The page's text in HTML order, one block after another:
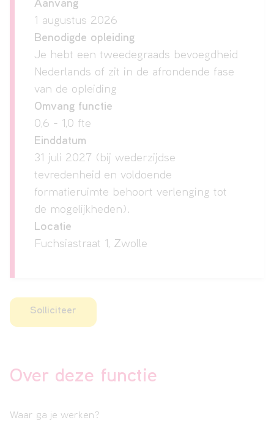
VAVO
Over
Contact
Aanvang
1 augustus 2026
Benodigde opleiding
Je hebt een tweedegraads bevoegdheid
Nederlands of zit in de afrondende fase
van de opleiding
Omvang functie
0,6 - 1,0 fte
Einddatum
31 juli 2027 (bij wederzijdse
tevredenheid en voldoende
formatieruimte behoort verlenging tot
de mogelijkheden).
Locatie
Fuchsiastraat 1, Zwolle
Solliciteer
Over deze functie
Waar ga je werken?